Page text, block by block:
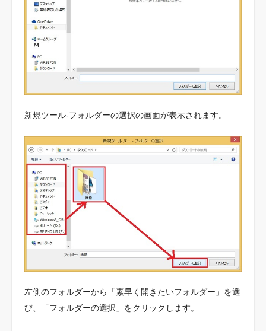
新規ツール-フォルダーの選択の画面が表示されます。
左側のフォルダーから「素早く開きたいフォルダー」を選
び、「フォルダーの選択」をクリックします。